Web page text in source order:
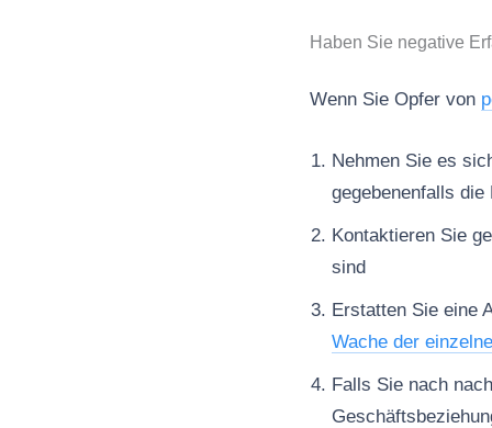
Haben Sie negative
Wenn Sie Opfer von
Nehmen Sie es
gegebenenfalls
Kontaktieren Sie
sind
Erstatten Sie eine
Wache der
Falls Sie nach